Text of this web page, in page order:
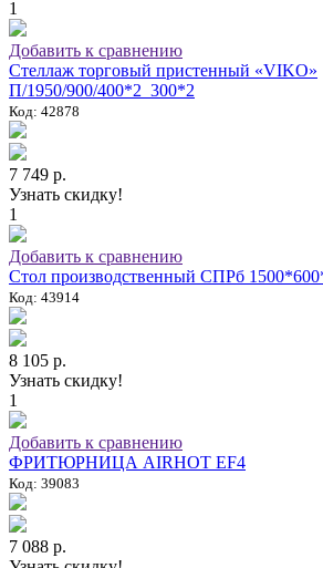
1
Добавить к сравнению
Стеллаж торговый пристенный «VIKO»
П/1950/900/400*2_300*2
Код: 42878
7 749 р.
Узнать скидку!
1
Добавить к сравнению
Стол производственный СПРб
Код: 43914
8 105 р.
Узнать скидку!
1
Добавить к сравнению
ФРИТЮРНИЦА AIRHOT EF4
Код: 39083
7 088 р.